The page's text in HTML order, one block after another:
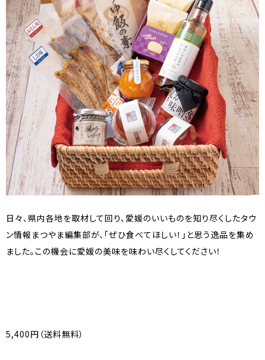
日々、県内各地を取材して回り、愛媛のいいものを知り尽くしたタウ
ン情報まつやま編集部が、「ぜひ食べてほしい！」と思う逸品を集め
ました。この機会に愛媛の美味を味わい尽くしてください！
5,400円（送料無料）